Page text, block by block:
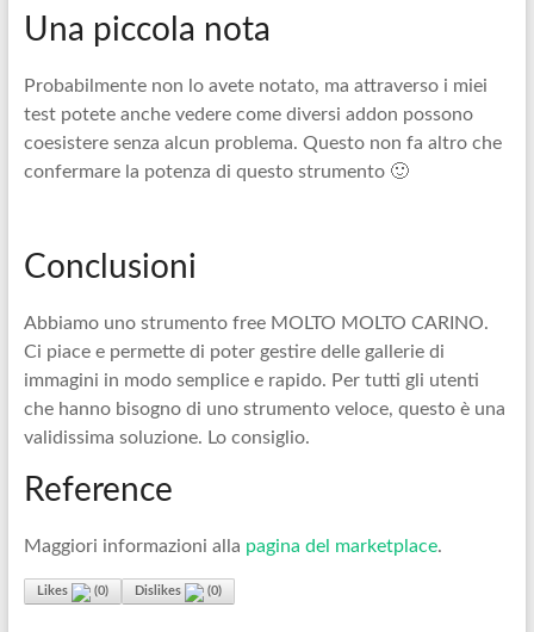
Una piccola nota
Probabilmente non lo avete notato, ma attraverso i miei
test potete anche vedere come diversi addon possono
coesistere senza alcun problema. Questo non fa altro che
confermare la potenza di questo strumento 🙂
Conclusioni
Abbiamo uno strumento free MOLTO MOLTO CARINO.
Ci piace e permette di poter gestire delle gallerie di
immagini in modo semplice e rapido. Per tutti gli utenti
che hanno bisogno di uno strumento veloce, questo è una
validissima soluzione. Lo consiglio.
Reference
Maggiori informazioni alla pagina del marketplace.
Likes (0) Dislikes (0)